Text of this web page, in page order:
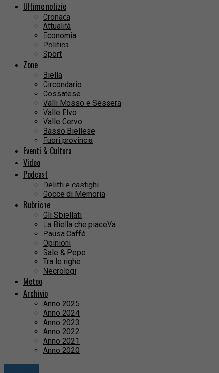
Ultime notizie
Cronaca
Attualità
Economia
Politica
Sport
Zone
Biella
Circondario
Cossatese
Valli Mosso e Sessera
Valle Elvo
Valle Cervo
Basso Biellese
Fuori provincia
Eventi & Cultura
Video
Podcast
Delitti e castighi
Gocce di Memoria
Rubriche
Gli Sbiellati
La Biella che piaceVa
Pausa Caffè
Opinioni
Sale & Pepe
Tra le righe
Necrologi
Meteo
Archivio
Anno 2025
Anno 2024
Anno 2023
Anno 2022
Anno 2021
Anno 2020